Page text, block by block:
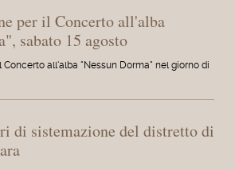
per il Concerto all'alba
sabato 15 agosto
all'alba "Nessun Dorma" nel giorno di
di sistemazione del distretto di